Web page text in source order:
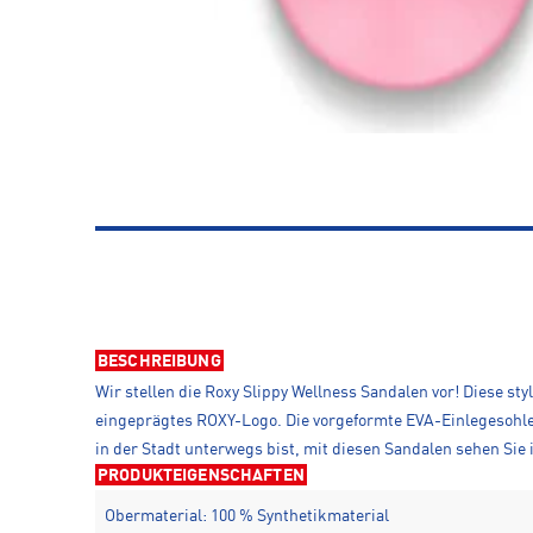
BESCHREIBUNG
Wir stellen die Roxy Slippy Wellness Sandalen vor! Diese
eingeprägtes ROXY-Logo. Die vorgeformte EVA-
in der Stadt unterwegs bist, mit diesen Sandalen sehen
PRODUKTEIGENSCHAFTEN
Obermaterial: 100 % Synthetikmaterial